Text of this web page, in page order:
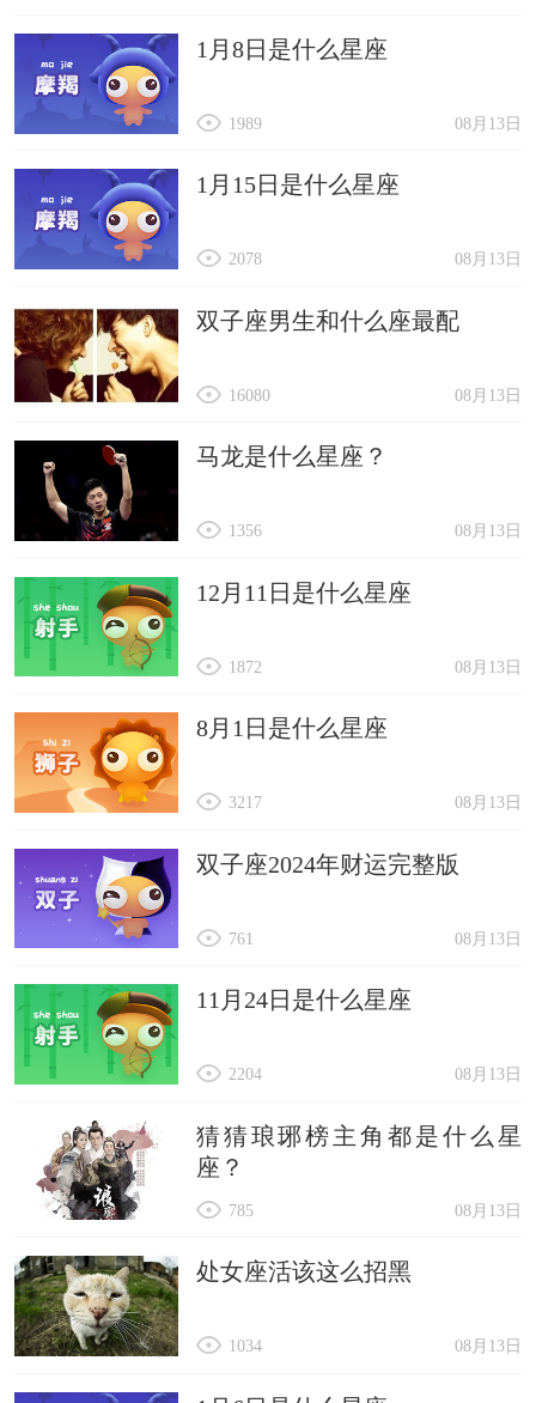
1月8日是什么星座
08月13日
1989
1月15日是什么星座
08月13日
2078
双子座男生和什么座最配
08月13日
16080
马龙是什么星座？
08月13日
1356
12月11日是什么星座
08月13日
1872
8月1日是什么星座
08月13日
3217
双子座2024年财运完整版
08月13日
761
11月24日是什么星座
08月13日
2204
猜猜琅琊榜主角都是什么星
座？
08月13日
785
处女座活该这么招黑
08月13日
1034